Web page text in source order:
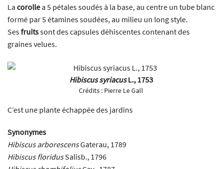
La corolle a 5 pétales soudés à la base, au centre un tube blanc
formé par 5 étamines soudées, au milieu un long style.
Sesfruitssont des capsules déhiscentes contenant des
graines velues.
Hibiscus syriacusL., 1753
Crédits : Pierre Le Gall
C’est une plante échappée des jardins
Synonymes
Hibiscus arborescensGaterau, 1789
Hibiscus floridusSalisb., 1796